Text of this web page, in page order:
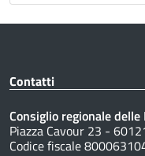
Contatti
Consiglio regionale delle
Piazza Cavour 23 -
Codice fiscale